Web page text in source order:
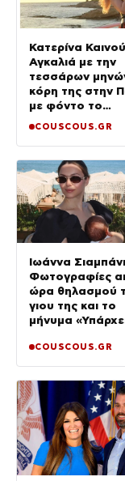
Κατερίνα
Αγκαλιά με την
τεσσάρων
κόρη της στην
με φόντο το
COUSCOUS.GR
Ιωάννα
Φωτογραφίες
ώρα θηλασμού
γιου της και το
μήνυμα
αργές μέρες»
COUSCOUS.GR